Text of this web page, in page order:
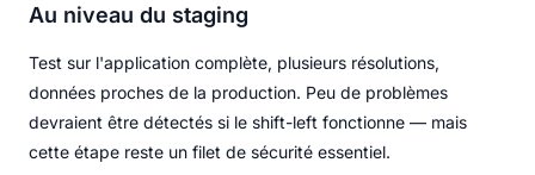
Au niveau du staging
Test sur l'application complète, plusieurs résolutions,
données proches de la production. Peu de problèmes
devraient être détectés si le shift-left fonctionne — mais
cette étape reste un filet de sécurité essentiel.